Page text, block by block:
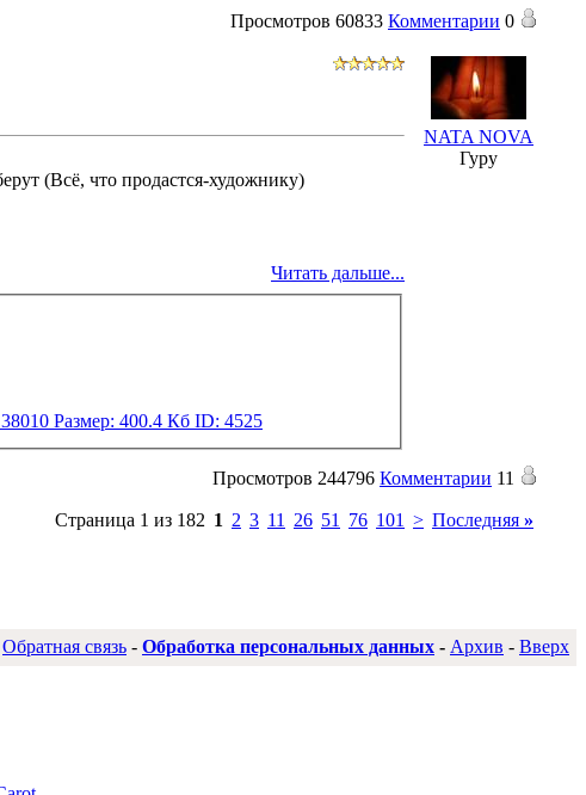
Просмотров 60833 Комментарии 0
(Всё, что продастся-художнику)
Читать дальше...
NATA NOVA
Гуру
Просмотров 244796 Комментарии 11
Страница 1 из 182 1 2 3 11 26 51 76 101 > Последняя »
Обратная связь - Обработка персональных данных - Архив - Вверх